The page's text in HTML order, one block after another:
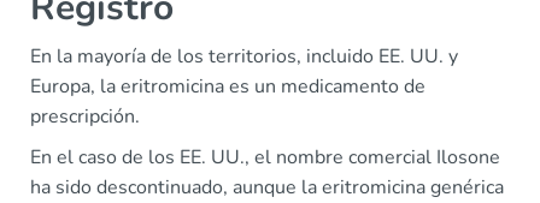
En la mayoría de los territorios, incluido EE. UU. y
Europa, la eritromicina es un medicamento de
prescripción.
En el caso de los EE. UU., el nombre comercial Ilosone
ha sido descontinuado, aunque la eritromicina genérica